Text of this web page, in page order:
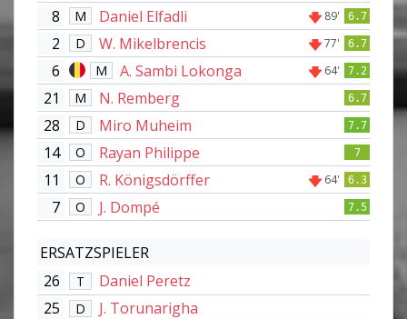
8 M Daniel Elfadli 89' 6.7
2 D W. Mikelbrencis 77' 6.7
6 M A. Sambi Lokonga 64' 7.2
21 M N. Remberg 6.7
28 D Miro Muheim 7.7
14 O Rayan Philippe 7
11 O R. Königsdörffer 64' 6.3
7 O J. Dompé 7.5
ERSATZSPIELER
26
T
Daniel Peretz
25
D
J. Torunarigha